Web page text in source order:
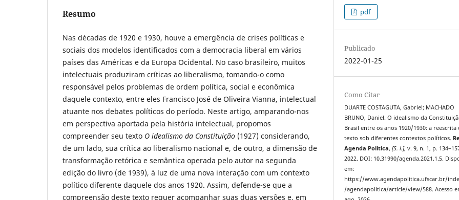
Resumo
Nas décadas de 1920 e 1930, houve a emergência de crises políticas e
sociais dos modelos identificados com a democracia liberal em vários
países das Américas e da Europa Ocidental. No caso brasileiro, muitos
intelectuais produziram críticas ao liberalismo, tomando-o como
responsável pelos problemas de ordem política, social e econômica
daquele contexto, entre eles Francisco José de Oliveira Vianna, intelectual
atuante nos debates políticos do período. Neste artigo, amparando-nos
em perspectiva aportada pela história intelectual, propomos
compreender seu texto O idealismo da Constituição (1927) considerando,
de um lado, sua crítica ao liberalismo nacional e, de outro, a dimensão de
transformação retórica e semântica operada pelo autor na segunda
edição do livro (de 1939), à luz de uma nova interação com um contexto
político diferente daquele dos anos 1920. Assim, defende-se que a
compreensão deste texto requer acompanhar suas duas versões e, em
pdf
Publicado
2022-01-25
Como Citar
DUARTE COSTAGUTA, Gabriel; MACHADO
BRUNO, Daniel. O idealismo da
Brasil entre os anos 1920/1930: a reescrita
texto sob diferentes contextos políticos.
Agenda Política,[S. l.], v. 9, n. 1, p.
2022. DOI: 10.31990/agenda.2021.1.5.
em:
https://www.agendapolitica.ufscar.br/
/agendapolitica/article/view/588. Acesso